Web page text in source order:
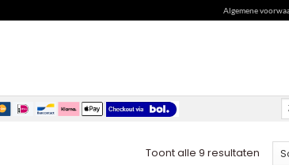
Algemene
Toont alle 9 resultaten